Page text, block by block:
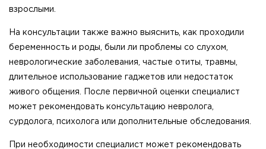
взрослыми.
На консультации также важно выяснить, как проходили
беременность и роды, были ли проблемы со слухом,
неврологические заболевания, частые отиты, травмы,
длительное использование гаджетов или недостаток
живого общения. После первичной оценки специалист
может рекомендовать консультацию невролога,
сурдолога, психолога или дополнительные обследования.
При необходимости специалист может рекомендовать